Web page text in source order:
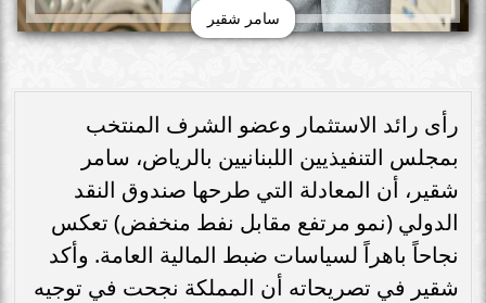
سامر شقير
رأى رائد الاستثمار وعضو الشرف المنتخب
بمجلس التنفيذيين اللبنانيين بالرياض، سامر
شقير، أن المعادلة التي طرحها صندوق النقد
الدولي (نمو مرتفع مقابل نفط منخفض) تعكس
نجاحاً باهراً لسياسات ضبط المالية العامة. وأكد
شقير في تصريحاته أن المملكة نجحت في توجيه